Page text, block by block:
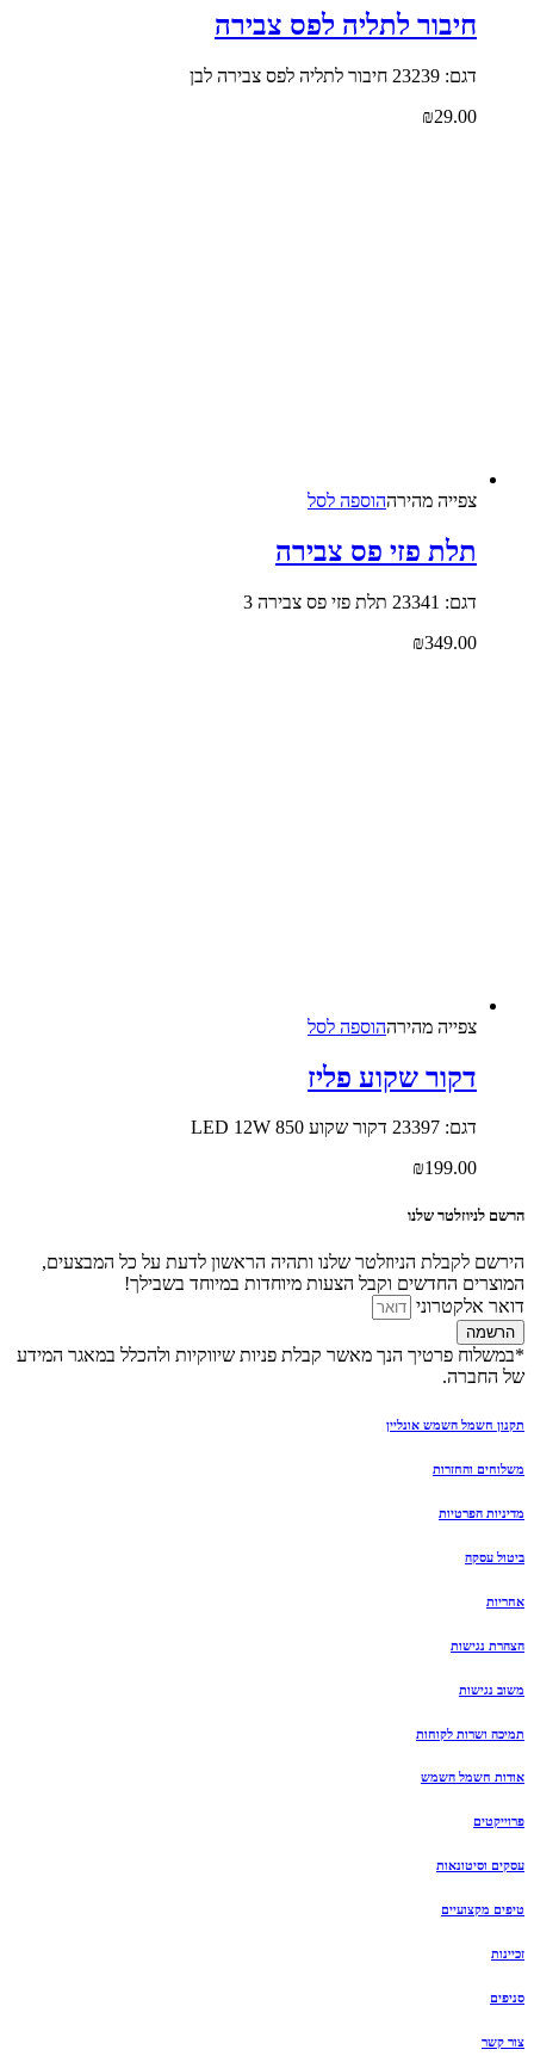
חיבור לתליה לפס צבירה
דגם: 23239 חיבור לתליה לפס צבירה לבן
₪29.00
צפייה‬ ‫מהירה‬הוספה לסל
תלת פזי פס צבירה
דגם: 23341 תלת פזי פס צבירה 3
₪349.00
צפייה‬ ‫מהירה‬הוספה לסל
דקור שקוע פליז
דגם: 23397 דקור שקוע LED 12W 850
₪199.00
הרשם לניוזלטר שלנו
הירשם לקבלת הניוזלטר שלנו ותהיה הראשון לדעת על כל המבצעים,
המוצרים החדשים וקבל הצעות מיוחדות במיוחד בשבילך!
דואר אלקטרוני
הרשמה
*במשלוח פרטיך הנך מאשר קבלת פניות שיווקיות ולהכלל במאגר המידע
של החברה.
תקנון חשמל השמש אונליין
משלוחים והחזרות
מדיניות הפרטיות
ביטול עסקה
אחריות
הצהרת נגישות
משוב נגישות
תמיכה ושרות לקוחות
אודות חשמל השמש
פרוייקטים
עסקים וסיטונאות
טיפים מקצועיים
זכיינות
סניפים
צור קשר